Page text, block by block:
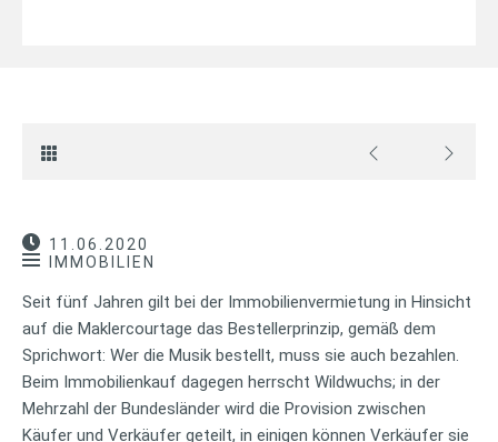
11.06.2020
IMMOBILIEN
Seit fünf Jahren gilt bei der Immobilienvermietung in Hinsicht
auf die Maklercourtage das Bestellerprinzip, gemäß dem
Sprichwort: Wer die Musik bestellt, muss sie auch bezahlen.
Beim Immobilienkauf dagegen herrscht Wildwuchs; in der
Mehrzahl der Bundesländer wird die Provision zwischen
Käufer und Verkäufer geteilt, in einigen können Verkäufer sie